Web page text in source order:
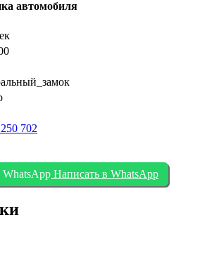
автомобиля
702
Написать в WhatsApp